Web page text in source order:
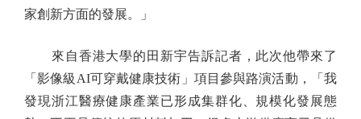
家創新方面的發展。」
來自香港大學的田新宇告訴記者，此次他帶來了
「影像級AI可穿戴健康技術」項目參與路演活動，「我
發現浙江醫療健康產業已形成集群化、規模化發展態